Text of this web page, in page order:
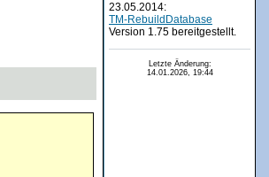
23.05.2014:
TM-RebuildDatabase
Version 1.75 bereitgestellt.
Letzte Änderung:
14.01.2026, 19:44